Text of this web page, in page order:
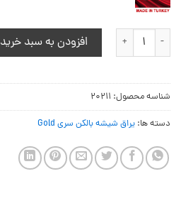
لاما تک حفره (لولایی) سری گلد عدد
افزودن به سبد خرید
شناسه محصول: 20211
دسته ها: یراق شیشه بالکن سری Gold